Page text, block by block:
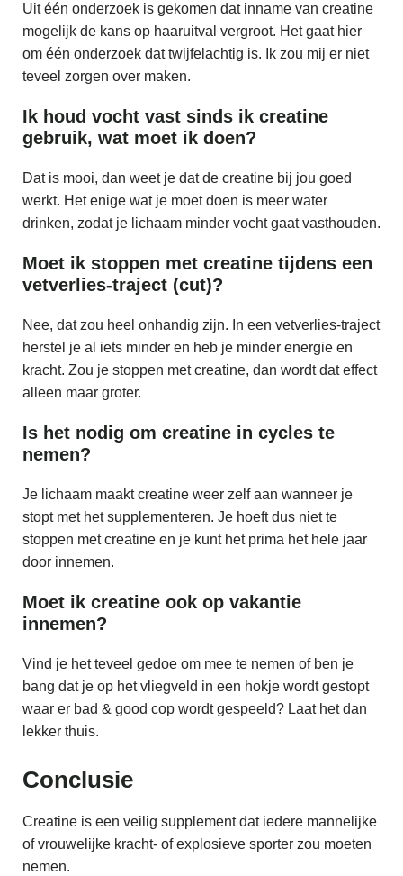
Uit één onderzoek is gekomen dat inname van creatine
mogelijk de kans op haaruitval vergroot. Het gaat hier
om één onderzoek dat twijfelachtig is. Ik zou mij er niet
teveel zorgen over maken.
Ik houd vocht vast sinds ik creatine
gebruik, wat moet ik doen?
Dat is mooi, dan weet je dat de creatine bij jou goed
werkt. Het enige wat je moet doen is meer water
drinken, zodat je lichaam minder vocht gaat vasthouden.
Moet ik stoppen met creatine tijdens een
vetverlies-traject (cut)?
Nee, dat zou heel onhandig zijn. In een vetverlies-traject
herstel je al iets minder en heb je minder energie en
kracht. Zou je stoppen met creatine, dan wordt dat effect
alleen maar groter.
Is het nodig om creatine in cycles te
nemen?
Je lichaam maakt creatine weer zelf aan wanneer je
stopt met het supplementeren. Je hoeft dus niet te
stoppen met creatine en je kunt het prima het hele jaar
door innemen.
Moet ik creatine ook op vakantie
innemen?
Vind je het teveel gedoe om mee te nemen of ben je
bang dat je op het vliegveld in een hokje wordt gestopt
waar er bad & good cop wordt gespeeld? Laat het dan
lekker thuis.
Conclusie
Creatine is een veilig supplement dat iedere mannelijke
of vrouwelijke kracht- of explosieve sporter zou moeten
nemen.